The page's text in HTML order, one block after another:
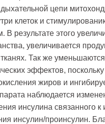
дыхательной цепи
клеток и
В результате этого
увеличивается
Так же уменьшаются
эффектов,
жиров и
наблюдается
инсулина связанного к
инсулин/проинсулин.